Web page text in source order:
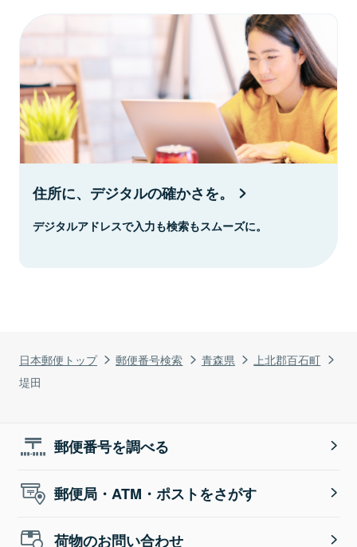
日本郵便トップ 郵便番号検索 青森県
上北郡百石町
堤田
住所に、デジタルの確かさを。
デジタルアドレスで入力も検索もスムーズに。
郵便番号を調べる
郵便局・ATM・ポストをさがす
荷物のお問い合わせ